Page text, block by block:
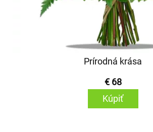
Prírodná krása
€ 68
Kúpiť